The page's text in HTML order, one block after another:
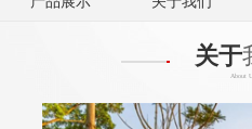
关于
About